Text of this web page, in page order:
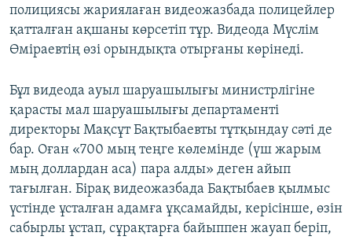
полициясы жариялаған видеожазбада полицейлер
қатталған ақшаны көрсетіп тұр. Видеода Мүслім
Өміраевтің өзі орындықта отырғаны көрінеді.
Бұл видеода ауыл шаруашылығы министрлігіне
қарасты мал шаруашылығы департаменті
директоры Мақсұт Бақтыбаевты тұтқындау сәті де
бар. Оған «700 мың теңге көлемінде (үш жарым
мың доллардан аса) пара алды» деген айып
тағылған. Бірақ видеожазбада Бақтыбаев қылмыс
үстінде ұсталған адамға ұқсамайды, керісінше, өзін
сабырлы ұстап, сұрақтарға байыппен жауап беріп,